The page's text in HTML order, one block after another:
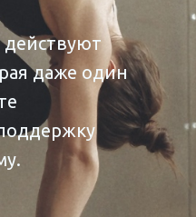
даже один